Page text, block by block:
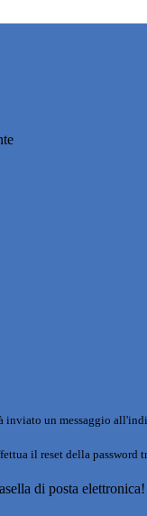
inviato un messaggio
il reset della password
di posta elettronica!